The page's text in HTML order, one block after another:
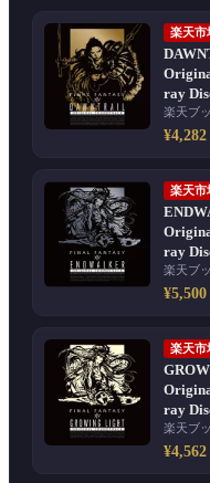
楽天市
ray
楽天ブ
¥4,282
楽天市
ray
楽天ブ
¥5,500
楽天市
ray
楽天ブ
¥4,562